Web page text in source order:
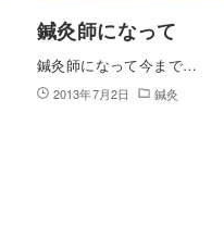
鍼灸師になって
鍼灸師になって今まで…
2013年7月2日 鍼灸